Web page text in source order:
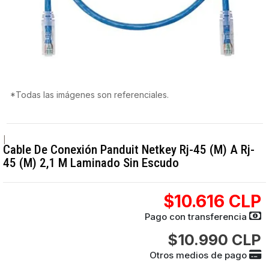
*Todas las imágenes son referenciales.
Cable De Conexión Panduit Netkey Rj-45 (M) A Rj-
45 (M) 2,1 M Laminado Sin Escudo
$10.616 CLP
Pago con transferencia
$10.990 CLP
Otros medios de pago